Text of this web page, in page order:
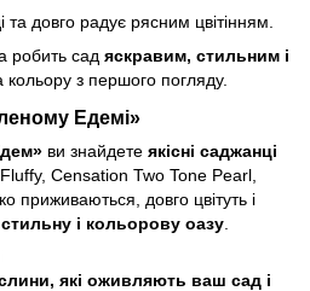
довго радує рясним цвітінням.
робить сад яскравим, стильним і
кольору з першого погляду.
Едемі»
ви знайдете якісні саджанці
Censation Two Tone Pearl,
приживаються, довго цвітуть і
стильну і кольорову оазу
які оживляють ваш сад і